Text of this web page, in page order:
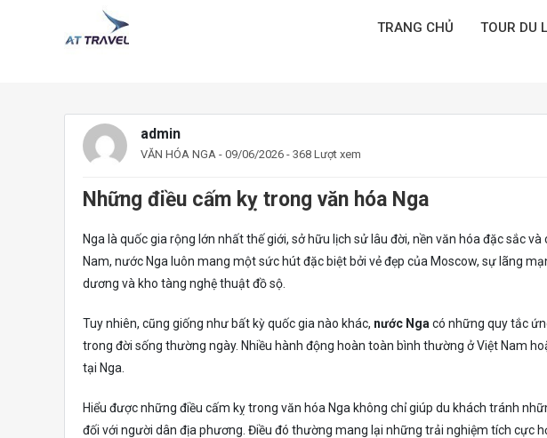
TRANG CHỦ TOUR DU
admin
VĂN HÓA NGA - 09/06/2026 - 368 Lượt xem
Những điều cấm kỵ trong văn hóa Nga
Nga là quốc gia rộng lớn nhất thế giới, sở hữu lịch sử lâu đời, nền văn hóa đặc sắc
Nam, nước Nga luôn mang một sức hút đặc biệt bởi vẻ đẹp của Moscow, sự lãng
dương và kho tàng nghệ thuật đồ sộ.
Tuy nhiên, cũng giống như bất kỳ quốc gia nào khác, nước Nga có những quy tắc
trong đời sống thường ngày. Nhiều hành động hoàn toàn bình thường ở Việt Nam
tại Nga.
Hiểu được những điều cấm kỵ trong văn hóa Nga không chỉ giúp du khách tránh
đối với người dân địa phương. Điều đó thường mang lại những trải nghiệm tích cực